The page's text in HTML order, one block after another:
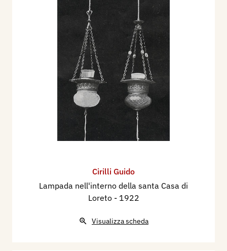
Cirilli Guido
Lampada nell'interno della santa Casa di
Loreto - 1922
Visualizza scheda